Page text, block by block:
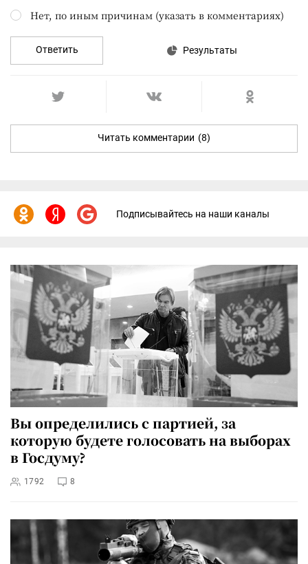
Нет, по иным причинам (указать в комментариях)
Ответить Результаты
Читать комментарии (8)
Подписывайтесь на наши каналы
Вы определились с партией, за
которую будете голосовать на выборах
в Госдуму?
1792 8